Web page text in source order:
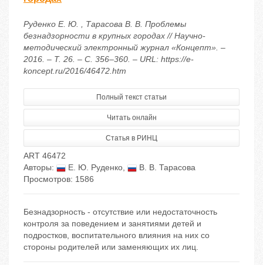
Руденко Е. Ю. , Тарасова В. В. Проблемы
безнадзорности в крупных городах // Научно-
методический электронный журнал «Концепт». –
2016. – Т. 26. – С. 356–360. – URL: https://e-
koncept.ru/2016/46472.htm
Полный текст статьи
Читать онлайн
Статья в РИНЦ
ART 46472
Авторы:
Е. Ю. Руденко,
В. В. Тарасова
Просмотров: 1586
Безнадзорность - отсутствие или недостаточность
контроля за поведением и занятиями детей и
подростков, воспитательного влияния на них со
стороны родителей или заменяющих их лиц.